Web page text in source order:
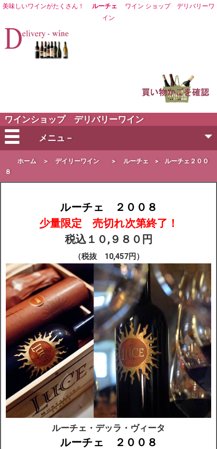
美味しいワインがたくさん！ ルーチェ ワイン ショップデリバリーワ
イン
ワインショップ デリバリーワイン
メニュ－
会社概要
営業日・お届け日
配送・送料
お支払
メルマガ登録
ワイン検索
生まれ年のワイン【プラチナワイン】
【ワインセラーショップ】
お電話 （03-5913-8046）
ホーム＞ デイリーワイン > ルーチェ
> ルーチェ２００
８
ルーチェ ２００８
少量限定 売切れ次第終了！
税込１０,９８０円
（税抜 10,457円）
ルーチェ・デッラ・ヴィータ
ルーチェ ２００８